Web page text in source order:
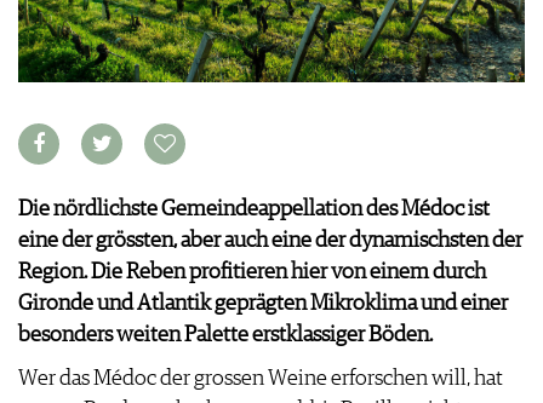
VIDÉOS
GALÉRIES DE PHOTOS
NEWS
ÉCONOMIE DU VIN
SCÈNE DU VIN
VINOPHILES
CONCOURS DE VIN
CONCOURS
AVANTAGES
GUIDE MILLÉSIMES
ABONNER
RECHERCHE VINS
GUIDE DU VIGNOBLE
Die nördlichste Gemeindeappellation des Médoc ist
eine der grössten, aber auch eine der dynamischsten der
Region. Die Reben profitieren hier von einem durch
Gironde und Atlantik geprägten Mikroklima und einer
besonders weiten Palette erstklassiger Böden.
Wer das Médoc der grossen Weine erforschen will, hat